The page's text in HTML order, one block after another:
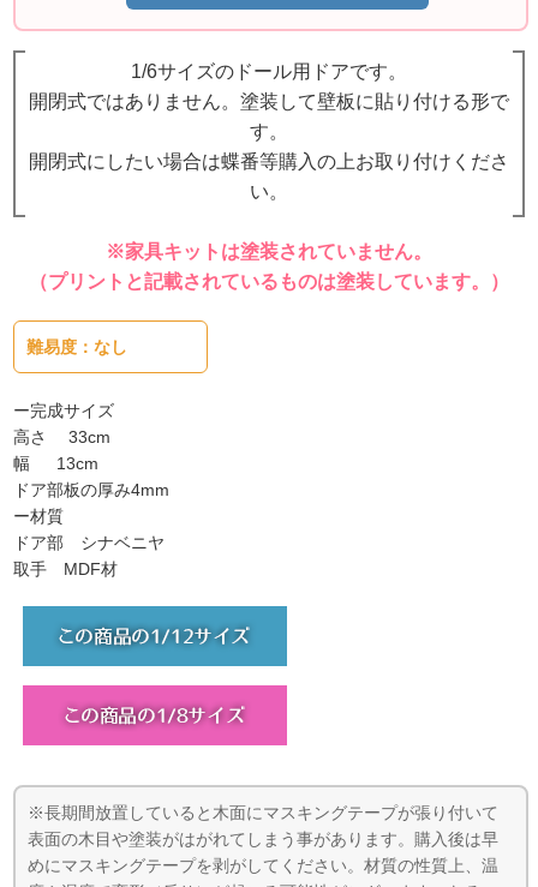
1/6サイズのドール用ドアです。
開閉式ではありません。塗装して壁板に貼り付ける形で
す。
開閉式にしたい場合は蝶番等購入の上お取り付けくださ
い。
※家具キットは塗装されていません。
（プリントと記載されているものは塗装しています。）
難易度：なし
ー完成サイズ
高さ 33cm
幅 13cm
ドア部板の厚み4mm
ー材質
ドア部 シナベニヤ
取手 MDF材
※長期間放置していると木面にマスキングテープが張り付いて
表面の木目や塗装がはがれてしまう事があります。購入後は早
めにマスキングテープを剥がしてください。材質の性質上、温